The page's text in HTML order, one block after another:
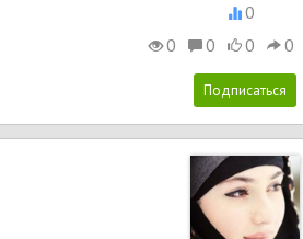
0
0
0 0 0